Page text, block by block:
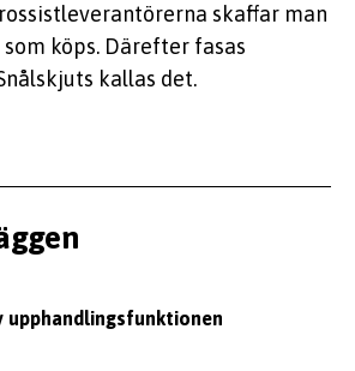
skaffar man
köps. Därefter fasas
kallas det.
upphandlingsfunktionen